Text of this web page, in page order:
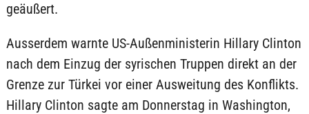
geäußert.
Ausserdem warnte US-Außenministerin Hillary Clinton
nach dem Einzug der syrischen Truppen direkt an der
Grenze zur Türkei vor einer Ausweitung des Konflikts.
Hillary Clinton sagte am Donnerstag in Washington,